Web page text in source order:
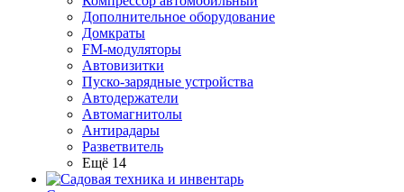
Дополнительное оборудование
Домкраты
FM-модуляторы
Автовизитки
Пуско-зарядные устройства
Автодержатели
Автомагнитолы
Антирадары
Разветвитель
Ещё 14